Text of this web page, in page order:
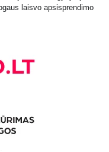
laisvo apsisprendimo